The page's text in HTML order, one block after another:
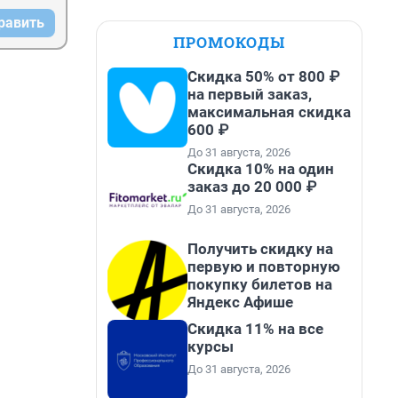
ПРОМОКОДЫ
Скидка 50% от 800 ₽
на первый заказ,
максимальная скидка
600 ₽
До 31 августа, 2026
Скидка 10% на один
заказ до 20 000 ₽
До 31 августа, 2026
Получить скидку на
первую и повторную
покупку билетов на
Яндекс Афише
Скидка 11% на все
курсы
До 31 августа, 2026